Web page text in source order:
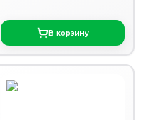
В корзину